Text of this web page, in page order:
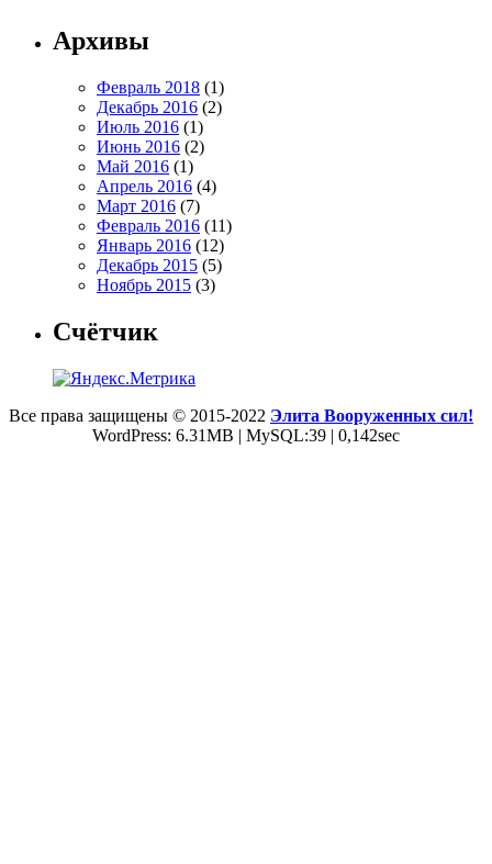
Архивы
Февраль 2018 (1)
Декабрь 2016 (2)
Июль 2016 (1)
Июнь 2016 (2)
Май 2016 (1)
Апрель 2016 (4)
Март 2016 (7)
Февраль 2016 (11)
Январь 2016 (12)
Декабрь 2015 (5)
Ноябрь 2015 (3)
Счётчик
Все права защищены © 2015-2022 Элита Вооруженных сил!
WordPress: 6.31MB | MySQL:39 | 0,142sec